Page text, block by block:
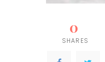
0
SHARES